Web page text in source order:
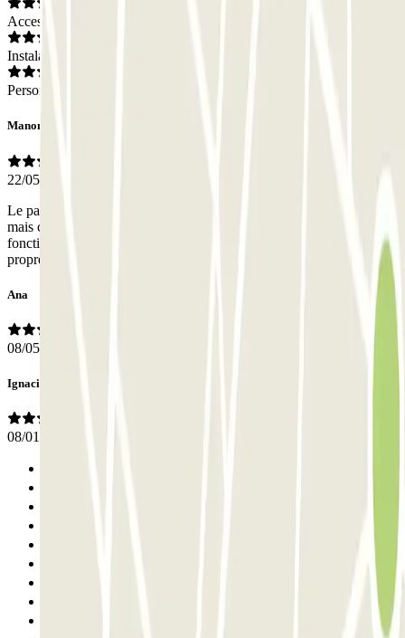
Acceso
Instalaciones
Personal
Manon
22/05/2026
Le parking est visible de la rue. Son accès est un peu pentu et étroit
mais cela reste raisonnable. La caméra pour lire la plaque ne
fonctionne pa, il faut sonner et le personnel ouvre sans pb. Parking
propre et sécure. Pte place mais raisonnable
Ana
08/05/2026
Ignacio
08/01/2026